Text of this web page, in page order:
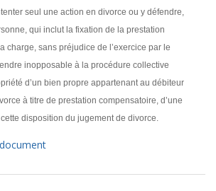
seul une action en divorce ou y défendre,
qui inclut la fixation de la prestation
charge, sans préjudice de l’exercice par le
inopposable à la procédure collective
d’un bien propre appartenant au débiteur
à titre de prestation compensatoire, d’une
disposition du jugement de divorce.